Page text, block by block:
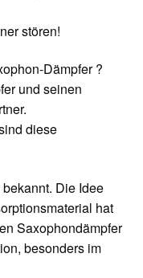
stören!
Dämpfer ?
und seinen
diese
Die Idee
hat
Saxophondämpfer
besonders im